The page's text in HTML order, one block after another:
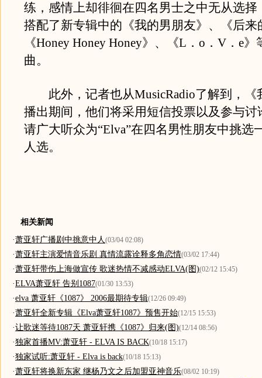
练，感情上却徘徊在四名男士之中无从选择
搭配了新专辑中的《我的男朋友》、《后来
《Honey Honey Honey》、《L．o．V．e
曲。
此外，记者也从MusicRadio了解到，《
播出期间，他们将采用短信投票以及参与讨
请广大听众为“Elva”在四名男性朋友中挑选
人选。
相关新闻
·萧亚轩广播剧中挑意中人 (03/04 02:08)
·萧亚轩主演爱情音乐剧 真情流露诠释多角恋情(03/02 17:44)
·萧亚轩带伤上海做宣传 歌迷热情不减感动ELVA(图)(02/12 15:45)
·ELVA萧亚轩 告别1087(01/30 13:53)
·elva 萧亚轩《1087》 2006最期待专辑(12/26 09:49)
·萧亚轩全新专辑《Elva萧亚轩1087》预售开始(12/15 15:53)
·让歌迷等待1087天 萧亚轩携《1087》归来(图)(12/14 08:56)
·独家首播MV:萧亚轩 - ELVA IS BACK(10/18 15:17)
·独家试听:萧亚轩 - Elva is back(10/18 15:13)
·萧亚轩将换新东家 继杨乃文之后加盟亚神音乐(08/02 10:19)